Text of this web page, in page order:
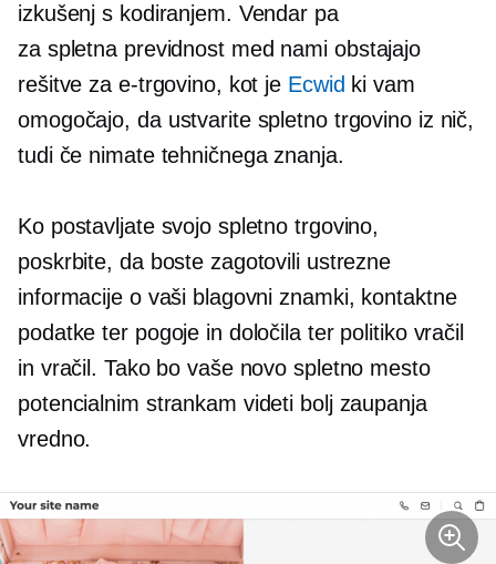
izkušenj s kodiranjem. Vendar pa
za spletna previdnostmed nami obstajajo
rešitve za e-trgovino, kot je Ecwid ki vam
omogočajo, da ustvarite spletno trgovino iz nič,
tudi če nimate tehničnega znanja.
Ko postavljate svojo spletno trgovino,
poskrbite, da boste zagotovili ustrezne
informacije o vaši blagovni znamki, kontaktne
podatke ter pogoje in določila ter politiko vračil
in vračil. Tako bo vaše novo spletno mesto
potencialnim strankam videti bolj zaupanja
vredno.